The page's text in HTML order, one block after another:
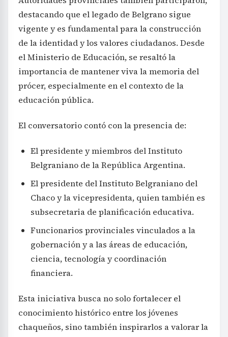
destacando que el legado de Belgrano sigue
vigente y es fundamental para la construcción
de la identidad y los valores ciudadanos. Desde
el Ministerio de Educación, se resaltó la
importancia de mantener viva la memoria del
prócer, especialmente en el contexto de la
educación pública.
El conversatorio contó con la presencia de:
El presidente y miembros del Instituto
Belgraniano de la República Argentina.
El presidente del Instituto Belgraniano del
Chaco y la vicepresidenta, quien también es
subsecretaria de planificación educativa.
Funcionarios provinciales vinculados a la
gobernación y a las áreas de educación,
ciencia, tecnología y coordinación
financiera.
Esta iniciativa busca no solo fortalecer el
conocimiento histórico entre los jóvenes
chaqueños, sino también inspirarlos a valorar la